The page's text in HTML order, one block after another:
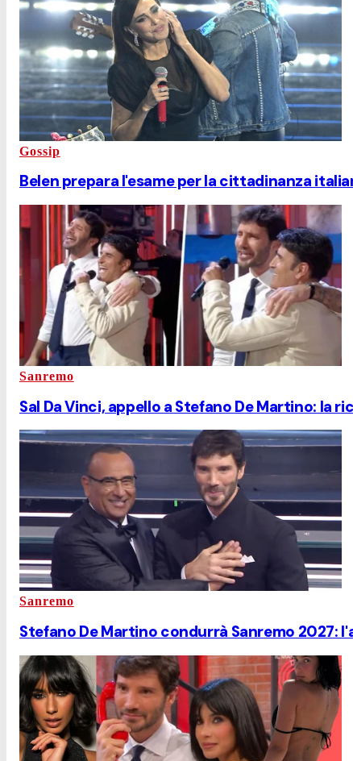
Gossip
Belen prepara l'esame per la cittadinanza
Sanremo
Sal Da Vinci, appello a Stefano De Martino: la
Sanremo
Stefano De Martino condurrà Sanremo 2027: